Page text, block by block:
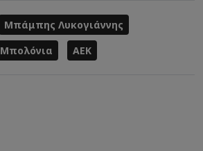
Μπάμπης Λυκογιάννης
Μπολόνια ΑΕΚ